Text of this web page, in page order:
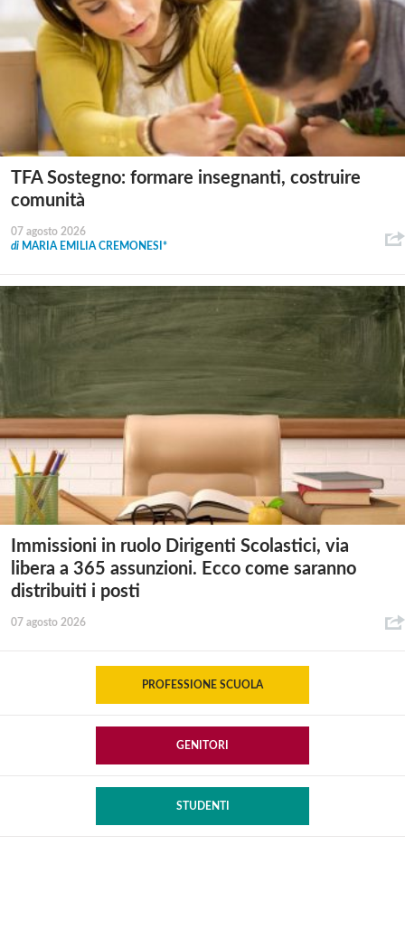
TFA Sostegno: formare insegnanti, costruire
comunità
07 agosto 2026
di MARIA EMILIA CREMONESI*
Immissioni in ruolo Dirigenti Scolastici, via
libera a 365 assunzioni. Ecco come saranno
distribuiti i posti
07 agosto 2026
PROFESSIONE SCUOLA
GENITORI
STUDENTI